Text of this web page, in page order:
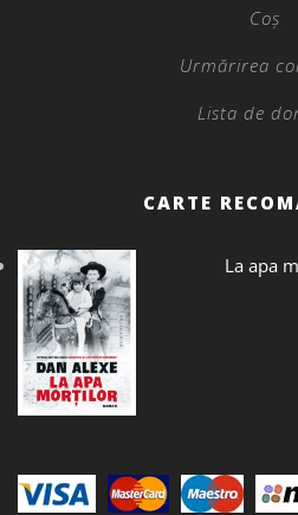
Coș
Urmărirea
Lista de
CARTE
La apa